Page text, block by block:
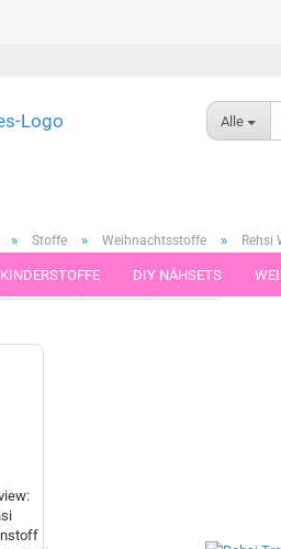
Alle
KINDERSTOFFE DIY NÄHSETS
» Stoffe » Weihnachtsstoffe » Rehsi
« zurück weiter » Letzter »